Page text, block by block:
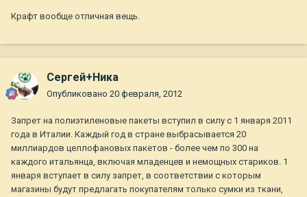
Крафт вообще отличная вещь.
Сергей+Ника
Опубликовано 20 февраля, 2012
Запрет на полиэтиленовые пакеты вступил в силу с 1 января 2011
года в Италии. Каждый год в стране выбрасывается 20
миллиардов целлофановых пакетов - более чем по 300 на
каждого итальянца, включая младенцев и немощных стариков. 1
января вступает в силу запрет, в соответствии с которым
магазины будут предлагать покупателям только сумки из ткани,